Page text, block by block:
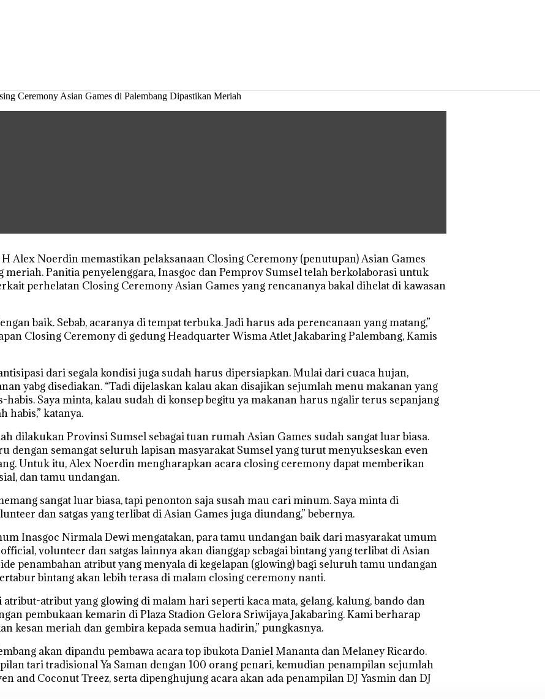
Ceremony Asian Games di Palembang Dipastikan Meriah
Alex Noerdin memastikan pelaksanaan Closing Ceremony (penutupan) Asian Games
meriah. Panitia penyelenggara, Inasgoc dan Pemprov Sumsel telah berkolaborasi untuk
perhelatan Closing Ceremony Asian Games yang rencananya bakal dihelat di kawasan
baik. Sebab, acaranya di tempat terbuka. Jadi harus ada perencanaan yang matang,”
Closing Ceremony di gedung Headquarter Wisma Atlet Jakabaring Palembang, Kamis
dari segala kondisi juga sudah harus dipersiapkan. Mulai dari cuaca hujan,
yabg disediakan. “Tadi dijelaskan kalau akan disajikan sejumlah menu makanan yang
Saya minta, kalau sudah di konsep begitu ya makanan harus ngalir terus sepanjang
habis,” katanya.
dilakukan Provinsi Sumsel sebagai tuan rumah Asian Games sudah sangat luar biasa.
dengan semangat seluruh lapisan masyarakat Sumsel yang turut menyukseskan even
Untuk itu, Alex Noerdin mengharapkan acara closing ceremony dapat memberikan
dan tamu undangan.
sangat luar biasa, tapi penonton saja susah mau cari minum. Saya minta di
dan satgas yang terlibat di Asian Games juga diundang,” bebernya.
Inasgoc Nirmala Dewi mengatakan, para tamu undangan baik dari masyarakat umum
volunteer dan satgas lainnya akan dianggap sebagai bintang yang terlibat di Asian
penambahan atribut yang menyala di kegelapan (glowing) bagi seluruh tamu undangan
bintang akan lebih terasa di malam closing ceremony nanti.
atribut yang glowing di malam hari seperti kaca mata, gelang, kalung, bando dan
pembukaan kemarin di Plaza Stadion Gelora Sriwijaya Jakabaring. Kami berharap
kesan meriah dan gembira kepada semua hadirin,” pungkasnya.
akan dipandu pembawa acara top ibukota Daniel Mananta dan Melaney Ricardo.
tari tradisional Ya Saman dengan 100 orang penari, kemudian penampilan sejumlah
and Coconut Treez, serta dipenghujung acara akan ada penampilan DJ Yasmin dan DJ